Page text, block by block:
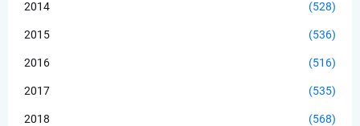
2014 (528)
2015 (536)
2016 (516)
2017 (535)
2018 (568)